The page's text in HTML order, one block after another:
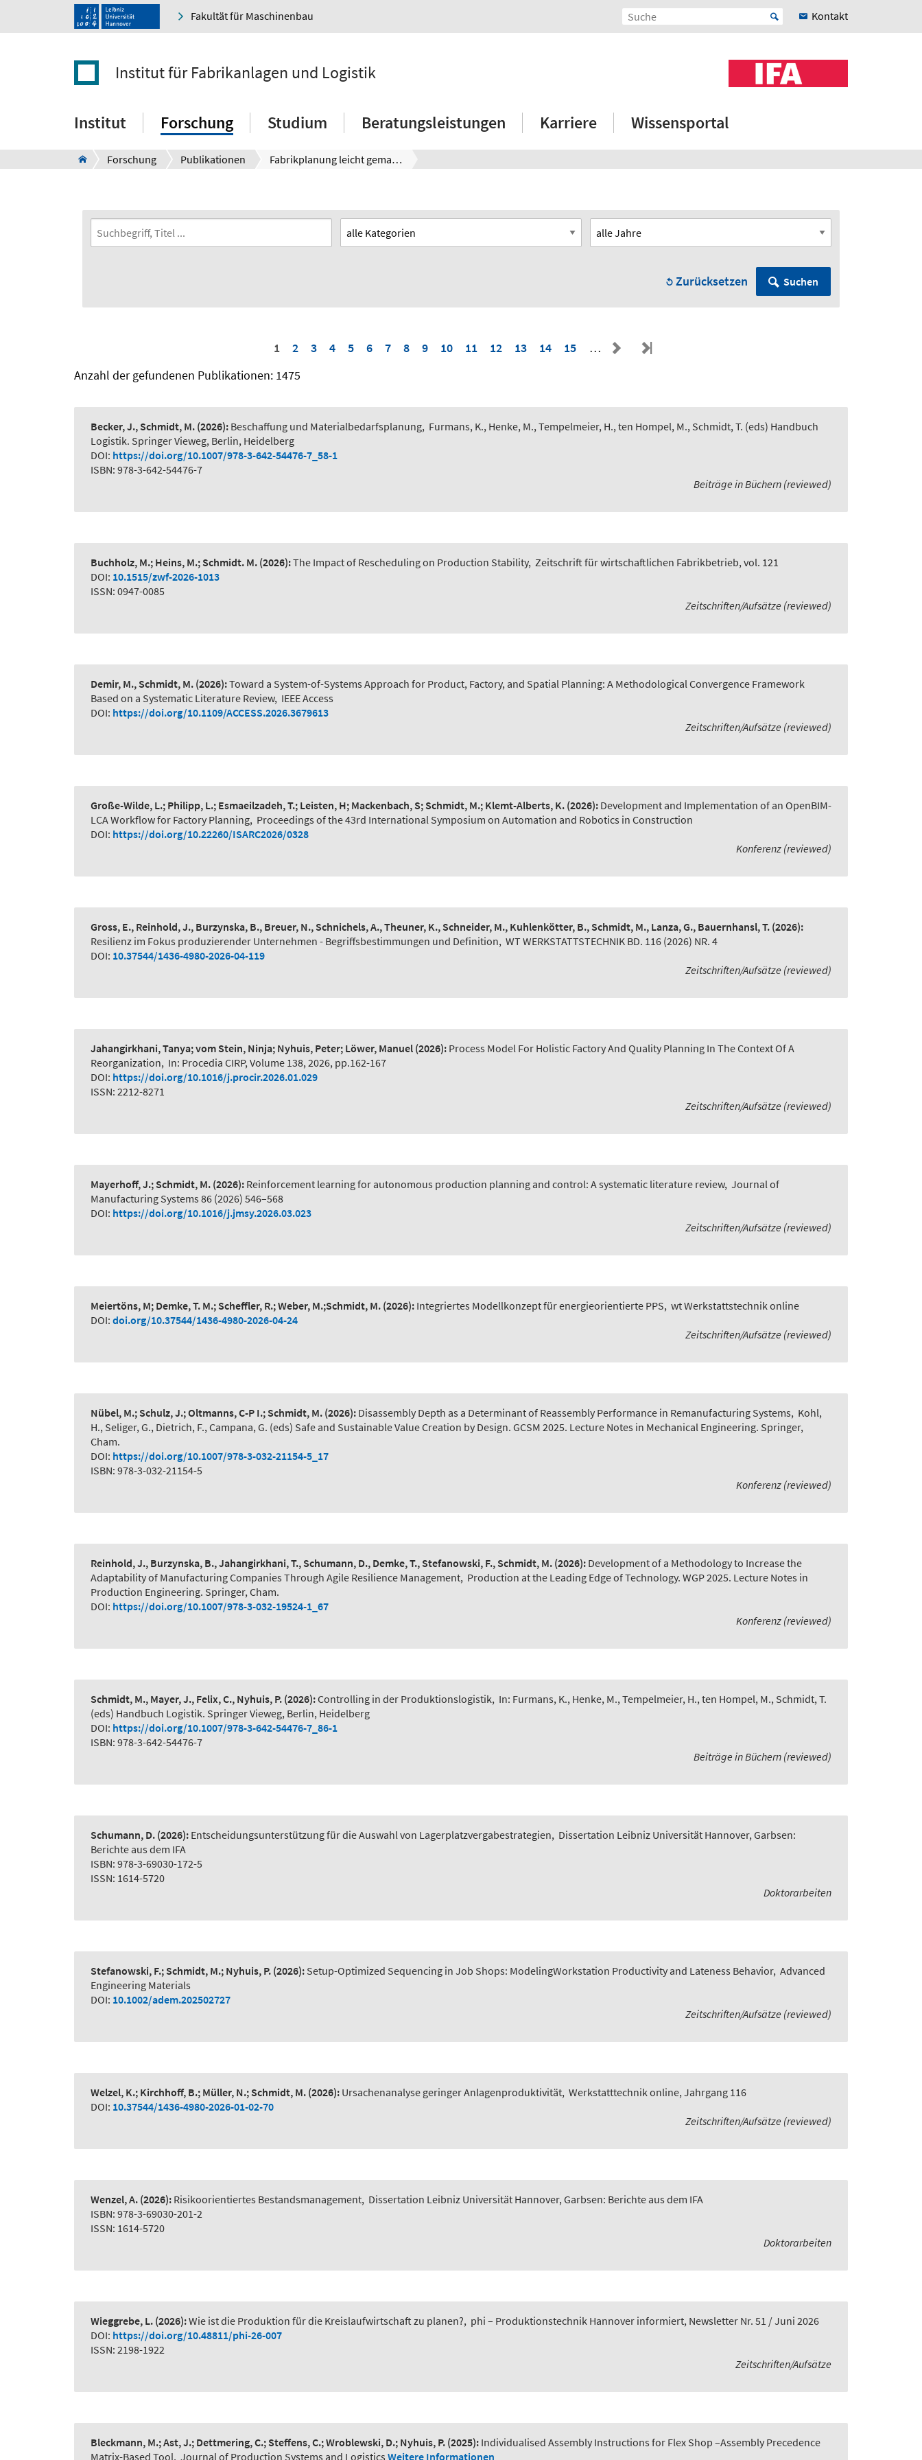
Fakultät für Maschinenbau Kontakt
Institut für Fabrikanlagen und Logistik
Institut Forschung Studium Beratungsleistungen Karriere Wissensportal
Forschung Publikationen Fabrikplanung leicht gemacht - notwendiges Wissen wird digital verfügbar
Zurücksetzen Suchen
1 2 3 4 5 6 7 8 9 10 11 12 13 14 15
…
Anzahl der gefundenen Publikationen: 1475
Becker, J., Schmidt, M. (2026): Beschaffung und Materialbedarfsplanung, Furmans, K., Henke, M., Tempelmeier, H., ten Hompel, M., Schmidt, T. (eds) Handbuch
Logistik. Springer Vieweg, Berlin, Heidelberg
DOI: https://doi.org/10.1007/978-3-642-54476-7_58-1
ISBN: 978-3-642-54476-7
Beiträge in Büchern (reviewed)
Buchholz, M.; Heins, M.; Schmidt. M. (2026):The Impact of Rescheduling on Production Stability, Zeitschrift für wirtschaftlichen Fabrikbetrieb, vol. 121
DOI: 10.1515/zwf-2026-1013
ISSN: 0947-0085
Zeitschriften/Aufsätze (reviewed)
Demir, M., Schmidt, M. (2026):Toward a System-of-Systems Approach for Product, Factory, and Spatial Planning: A Methodological Convergence Framework
Based on a Systematic Literature Review, IEEE Access
DOI: https://doi.org/10.1109/ACCESS.2026.3679613
Zeitschriften/Aufsätze (reviewed)
Große-Wilde, L.; Philipp, L.; Esmaeilzadeh, T.; Leisten, H; Mackenbach, S; Schmidt, M.; Klemt-Alberts, K. (2026): Development and Implementation of an OpenBIM-
LCA Workflow for Factory Planning, Proceedings of the 43rd International Symposium on Automation and Robotics in Construction
DOI: https://doi.org/10.22260/ISARC2026/0328
Konferenz (reviewed)
Gross, E., Reinhold, J., Burzynska, B., Breuer, N., Schnichels, A., Theuner, K., Schneider, M., Kuhlenkötter, B., Schmidt, M., Lanza, G., Bauernhansl, T. (2026):
Resilienz im Fokus produzierender Unternehmen - Begriffsbestimmungen und Definition, WT WERKSTATTSTECHNIK BD. 116 (2026) NR. 4
DOI: 10.37544/1436-4980-2026-04-119
Zeitschriften/Aufsätze (reviewed)
Jahangirkhani, Tanya; vom Stein, Ninja; Nyhuis, Peter; Löwer, Manuel (2026): Process Model For Holistic Factory And Quality Planning In The Context Of A
Reorganization, In: Procedia CIRP, Volume 138, 2026, pp.162-167
DOI: https://doi.org/10.1016/j.procir.2026.01.029
ISSN: 2212-8271
Zeitschriften/Aufsätze (reviewed)
Mayerhoff, J.; Schmidt, M. (2026): Reinforcement learning for autonomous production planning and control: A systematic literature review, Journal of
Manufacturing Systems 86 (2026) 546–568
DOI: https://doi.org/10.1016/j.jmsy.2026.03.023
Zeitschriften/Aufsätze (reviewed)
Meiertöns, M; Demke, T. M.; Scheffler, R.; Weber, M.;Schmidt, M. (2026): Integriertes Modellkonzept für energieorientierte PPS, wt Werkstattstechnik online
DOI: doi.org/10.37544/1436-4980-2026-04-24
Zeitschriften/Aufsätze (reviewed)
Nübel, M.; Schulz, J.; Oltmanns, C-P I.; Schmidt, M. (2026): Disassembly Depth as a Determinant of Reassembly Performance in Remanufacturing Systems, Kohl,
H., Seliger, G., Dietrich, F., Campana, G. (eds) Safe and Sustainable Value Creation by Design. GCSM 2025. Lecture Notes in Mechanical Engineering. Springer,
Cham.
DOI: https://doi.org/10.1007/978-3-032-21154-5_17
ISBN: 978-3-032-21154-5
Konferenz (reviewed)
Reinhold, J., Burzynska, B., Jahangirkhani, T., Schumann, D., Demke, T., Stefanowski, F., Schmidt, M. (2026): Development of a Methodology to Increase the
Adaptability of Manufacturing Companies Through Agile Resilience Management, Production at the Leading Edge of Technology. WGP 2025. Lecture Notes in
Production Engineering. Springer, Cham.
DOI: https://doi.org/10.1007/978-3-032-19524-1_67
Konferenz (reviewed)
Schmidt, M., Mayer, J., Felix, C., Nyhuis, P. (2026):Controlling in der Produktionslogistik, In: Furmans, K., Henke, M., Tempelmeier, H., ten Hompel, M., Schmidt, T.
(eds) Handbuch Logistik. Springer Vieweg, Berlin, Heidelberg
DOI: https://doi.org/10.1007/978-3-642-54476-7_86-1
ISBN: 978-3-642-54476-7
Beiträge in Büchern (reviewed)
Schumann, D. (2026): Entscheidungsunterstützung für die Auswahl von Lagerplatzvergabestrategien, Dissertation Leibniz Universität Hannover, Garbsen:
Berichte aus dem IFA
ISBN: 978-3-69030-172-5
ISSN: 1614-5720
Doktorarbeiten
Stefanowski, F.; Schmidt, M.; Nyhuis, P. (2026): Setup-Optimized Sequencing in Job Shops: ModelingWorkstation Productivity and Lateness Behavior, Advanced
Engineering Materials
DOI: 10.1002/adem.202502727
Zeitschriften/Aufsätze (reviewed)
Welzel, K.; Kirchhoff, B.; Müller, N.; Schmidt, M. (2026): Ursachenanalyse geringer Anlagenproduktivität, Werkstatttechnik online, Jahrgang 116
DOI: 10.37544/1436-4980-2026-01-02-70
Zeitschriften/Aufsätze (reviewed)
Wenzel, A. (2026): Risikoorientiertes Bestandsmanagement, Dissertation Leibniz Universität Hannover, Garbsen: Berichte aus dem IFA
ISBN: 978-3-69030-201-2
ISSN: 1614-5720
Doktorarbeiten
Wieggrebe, L. (2026):Wie ist die Produktion für die Kreislaufwirtschaft zu planen?, phi – Produktionstechnik Hannover informiert, Newsletter Nr. 51 / Juni 2026
DOI: https://doi.org/10.48811/phi-26-007
ISSN: 2198-1922
Zeitschriften/Aufsätze
Bleckmann, M.; Ast, J.; Dettmering, C.; Steffens, C.; Wroblewski, D.; Nyhuis, P. (2025): Individualised Assembly Instructions for Flex Shop –Assembly Precedence
Matrix-Based Tool, Journal of Production Systems and Logistics Weitere Informationen